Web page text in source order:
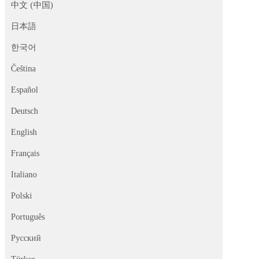
中文 (中国)
日本語
한국어
Čeština
Español
Deutsch
English
Français
Italiano
Polski
Português
Русский